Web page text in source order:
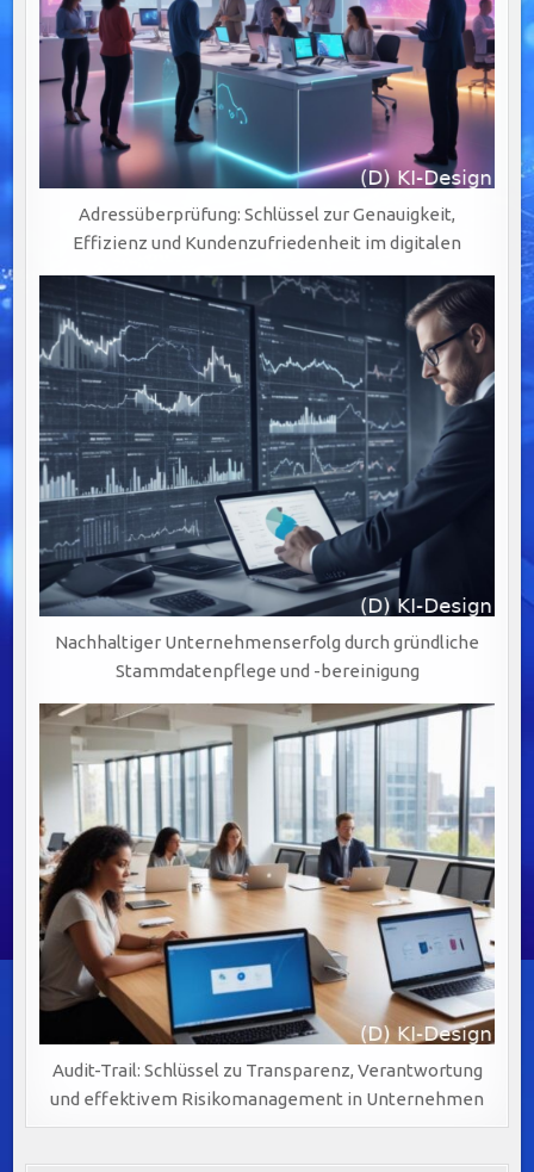
Adressüberprüfung: Schlüssel zur Genauigkeit,
Effizienz und Kundenzufriedenheit im digitalen
Nachhaltiger Unternehmenserfolg durch gründliche
Stammdatenpflege und -bereinigung
Audit-Trail: Schlüssel zu Transparenz, Verantwortung
und effektivem Risikomanagement in Unternehmen